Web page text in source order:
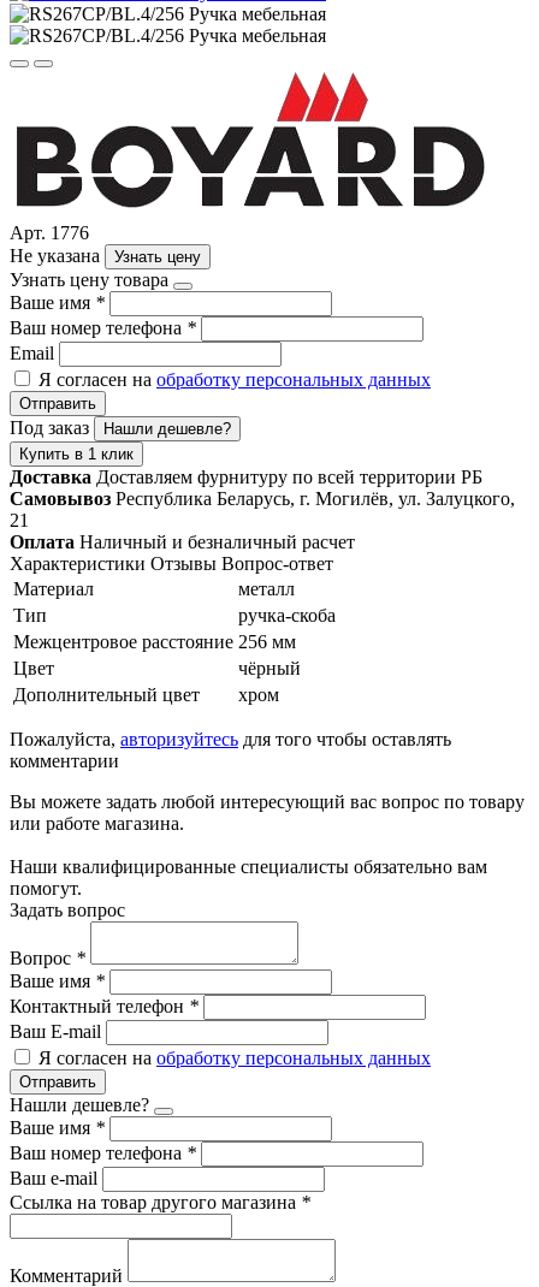
Арт. 1776
Не указана
Узнать цену
Узнать цену товара
Ваше имя *
Ваш номер телефона *
Email
Я согласен на обработку персональных данных
Отправить
Под заказ
Нашли дешевле?
Купить в 1 клик
Доставка Доставляем фурнитуру по всей территории РБ
Самовывоз Республика Беларусь, г. Могилёв, ул. Залуцкого,
21
Оплата Наличный и безналичный расчет
Характеристики Отзывы Вопрос-ответ
Материал
металл
Тип
ручка-скоба
Межцентровое расстояние 256 мм
Цвет
чёрный
Дополнительный цвет
хром
Пожалуйста, авторизуйтесь для того чтобы оставлять
комментарии
Вы можете задать любой интересующий вас вопрос по товару
или работе магазина.
Наши квалифицированные специалисты обязательно вам
помогут.
Задать вопрос
Вопрос *
Ваше имя *
Контактный телефон *
Ваш E-mail
Я согласен на обработку персональных данных
Отправить
Нашли дешевле?
Ваше имя *
Ваш номер телефона *
Ваш e-mail
Ссылка на товар другого магазина *
Комментарий